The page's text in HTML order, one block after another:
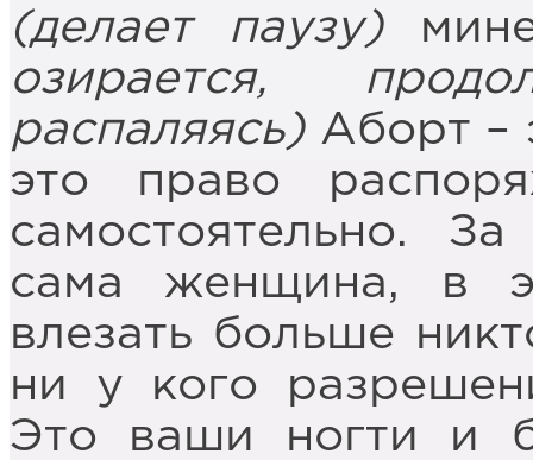
(делает паузу)
озирается,
распаляясь)Аборт –
это право
самостоятельно.
сама женщина, в
влезать больше
ни у кого
Это ваши ногти и